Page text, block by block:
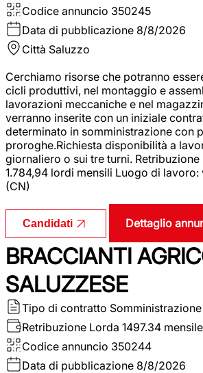
Codice annuncio 350245
Data di pubblicazione 8/8/2026
Città Saluzzo
Cerchiamo risorse che potranno
cicli produttivi, nel montaggio e
lavorazioni meccaniche e nel
verranno inserite con un iniziale
determinato in somministrazione con
proroghe.Richiesta disponibilità a
giornaliero o sui tre turni.
1.784,94 lordi mensili Luogo di
(CN)
Candidati Dettaglio
BRACCIANTI
SALUZZESE
Tipo di contratto Somministrazione
Retribuzione Lorda 1497.34 mensile
Codice annuncio 350244
Data di pubblicazione 8/8/2026